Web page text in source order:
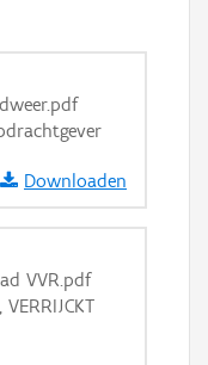
Downloaden
VVR.pdf